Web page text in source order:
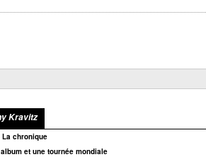
Kravitz
La chronique
et une tournée mondiale